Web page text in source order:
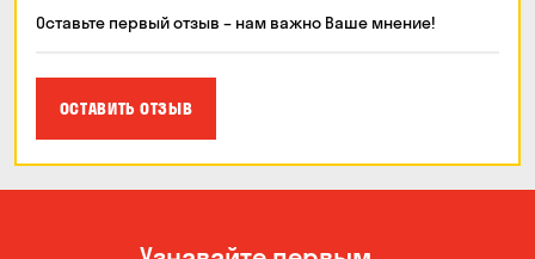
Оставьте первый отзыв – нам важно Ваше мнение!
ОСТАВИТЬ ОТЗЫВ